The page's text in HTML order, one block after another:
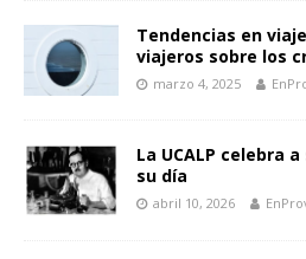
Tendencias en
viajeros sobre los
marzo 4, 2025
La UCALP celebra
su día
abril 10, 2026